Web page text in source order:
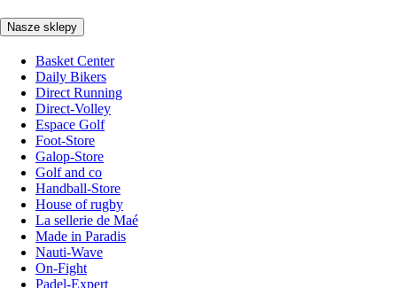
Nasze sklepy
Basket Center
Daily Bikers
Direct Running
Direct-Volley
Espace Golf
Foot-Store
Galop-Store
Golf and co
Handball-Store
House of rugby
La sellerie de Maé
Made in Paradis
Nauti-Wave
On-Fight
Padel-Expert